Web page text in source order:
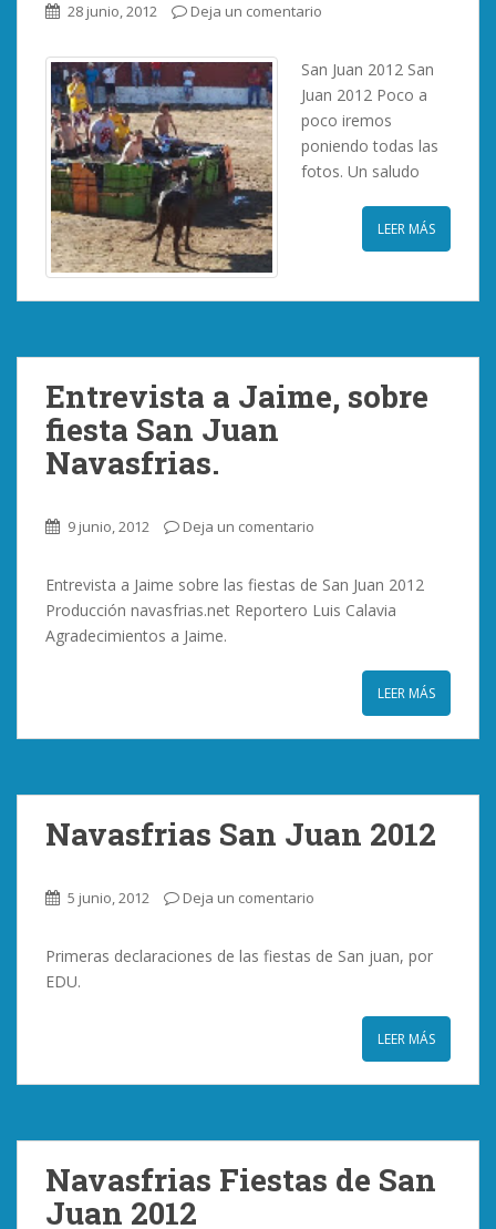
28 junio, 2012 Deja un comentario
San Juan 2012 San
Juan 2012 Poco a
poco iremos
poniendo todas las
fotos. Un saludo
LEER MÁS
Entrevista a Jaime, sobre
fiesta San Juan
Navasfrias.
9 junio, 2012 Deja un comentario
Entrevista a Jaime sobre las fiestas de San Juan 2012
Producción navasfrias.net Reportero Luis Calavia
Agradecimientos a Jaime.
LEER MÁS
Navasfrias San Juan 2012
5 junio, 2012 Deja un comentario
Primeras declaraciones de las fiestas de San juan, por
EDU.
LEER MÁS
Navasfrias Fiestas de San
Juan 2012